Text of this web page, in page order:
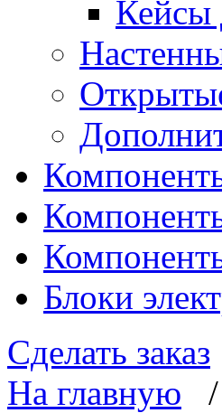
Кейсы
Блоки
Сделать заказ
На главную